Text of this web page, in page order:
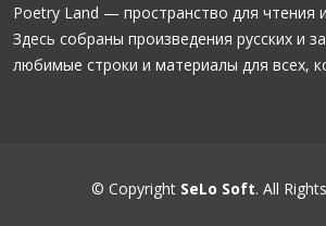
Poetry Land — пространство для чтения
Здесь собраны произведения русских и
любимые строки и материалы для всех,
© Copyright SeLo Soft. All